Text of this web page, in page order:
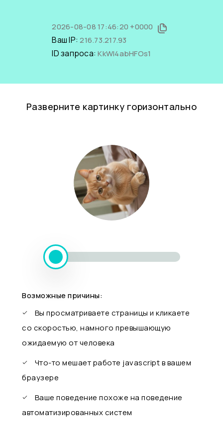
2026-08-08 17:46:20 +0000
Ваш IP:216.73.217.93
ID запроса:KkWI4abHFOs1
Разверните картинку горизонтально
Возможные причины:
Вы просматриваете страницы и кликаете
со скоростью, намного превышающую
ожидаемую от человека
Что-то мешает работе javascript в вашем
браузере
Ваше поведение похоже на поведение
автоматизированных систем